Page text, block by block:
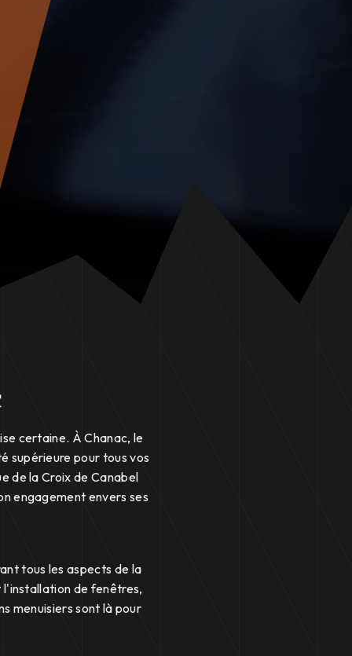
certaine. À Chanac, le
supérieure pour tous vos
de la Croix de Canabel
engagement envers ses
tous les aspects de la
de fenêtres,
menuisiers sont là pour